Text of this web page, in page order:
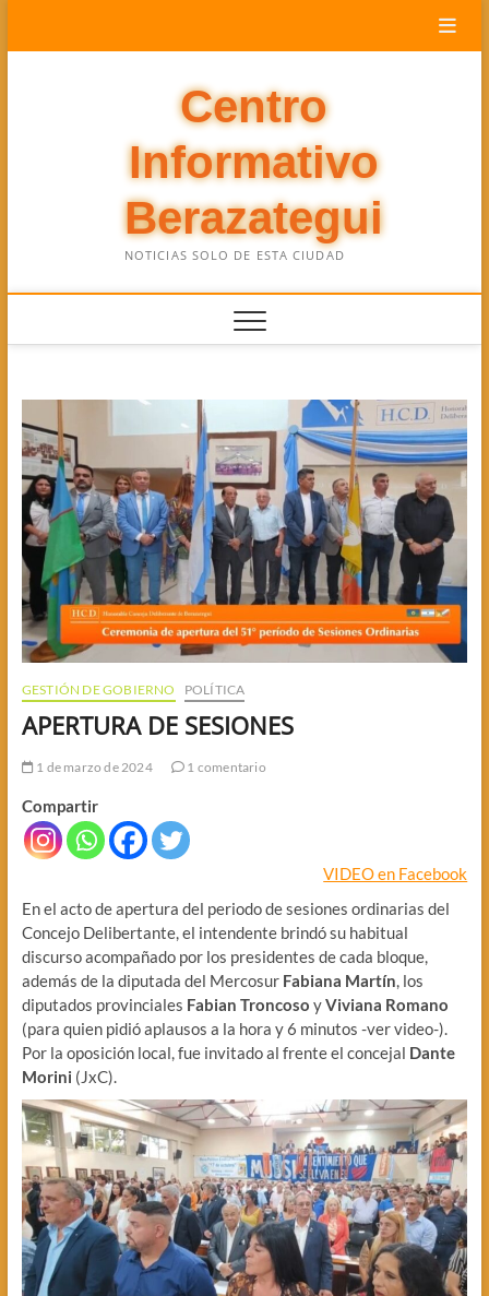
Centro
Informativo
Berazategui
NOTICIAS SOLO DE ESTA CIUDAD
GESTIÓN DE GOBIERNO POLÍTICA
APERTURA DE SESIONES
1 de marzo de 2024 1 comentario
Compartir
VIDEO en Facebook
En el acto de apertura del periodo de sesiones ordinarias del
Concejo Delibertante, el intendente brindó su habitual
discurso acompañado por los presidentes de cada bloque,
además de la diputada del Mercosur Fabiana Martín, los
diputados provinciales Fabian Troncoso yViviana Romano
(para quien pidió aplausos a la hora y 6 minutos -ver video-).
Por la oposición local, fue invitado al frente el concejal Dante
Morini (JxC).